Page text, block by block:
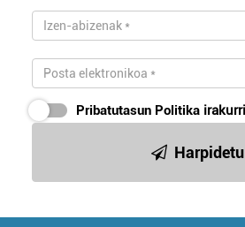
Pribatutasun Politika
Harpidetu